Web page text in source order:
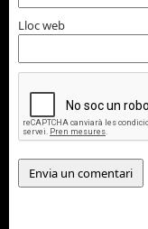
Lloc web